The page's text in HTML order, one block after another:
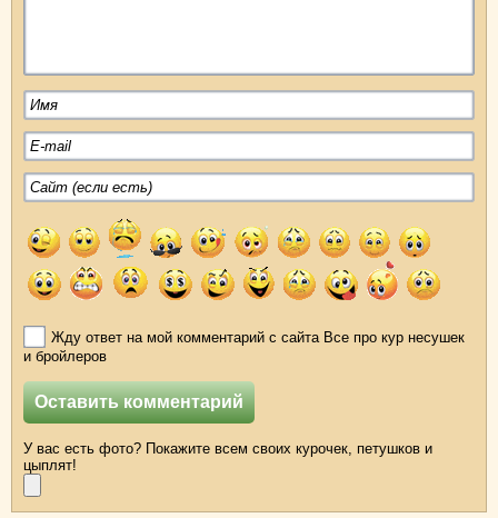
Жду ответ на мой комментарий с сайта Все про кур несушек
и бройлеров
У вас есть фото? Покажите всем своих курочек, петушков и
цыплят!